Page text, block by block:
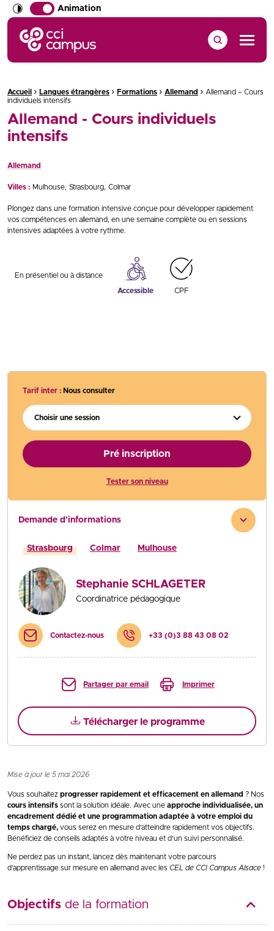
Animation
CCI Campus La formation qui vous ressemble
Menu
Fil d'Ariane :
Accueil › Langues étrangères › Formations › Allemand › Allemand – Cours
individuels intensifs
Allemand - Cours individuels
intensifs
Allemand
Villes : Mulhouse Strasbourg Colmar
Plongez dans une formation intensive conçue pour développer rapidement
vos compétences en allemand, en une semaine complète ou en sessions
intensives adaptées à votre rythme.
En présentiel ou à distance
Accessible CPF
Tarif inter : Nous consulter
Choisir une session
Pré inscription
Tester son niveau
Demande d'informations
Strasbourg Colmar Mulhouse
Stephanie SCHLAGETER
Coordinatrice pédagogique
Contactez-nous +33 (0)3 88 43 08 02
Partager par email Imprimer
Télécharger le programme
Mise à jour le 5 mai 2026
Vous souhaitez progresser rapidement et efficacement en allemand ? Nos
cours intensifs sont la solution idéale. Avec une approche individualisée, un
encadrement dédié et une programmation adaptée à votre emploi du
temps chargé, vous serez en mesure d’atteindre rapidement vos objectifs.
Bénéficiez de conseils adaptés à votre niveau et d’un suivi personnalisé.
Ne perdez pas un instant, lancez dès maintenant votre parcours
d’apprentissage sur mesure en allemand avec les CEL de CCI Campus Alsace !
Objectifs de la formation